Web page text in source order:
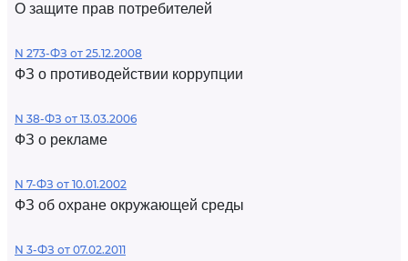
О защите прав потребителей
N 273-ФЗ от 25.12.2008
ФЗ о противодействии коррупции
N 38-ФЗ от 13.03.2006
ФЗ о рекламе
N 7-ФЗ от 10.01.2002
ФЗ об охране окружающей среды
N 3-ФЗ от 07.02.2011